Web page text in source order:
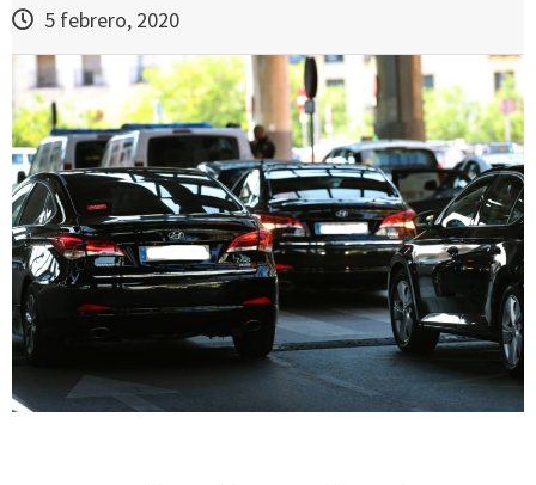
5 febrero, 2020